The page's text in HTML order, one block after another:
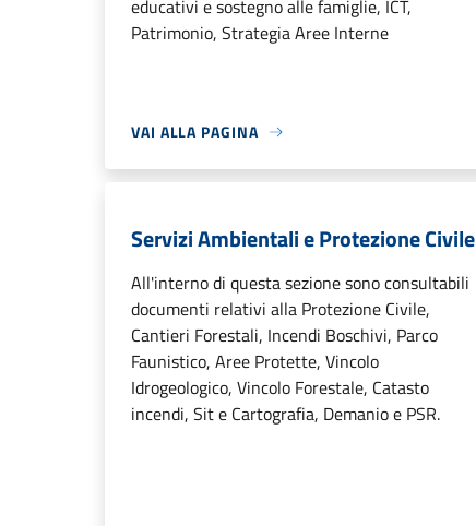
educativi e sostegno alle famiglie, ICT,
Patrimonio, Strategia Aree Interne
VAI ALLA PAGINA
Servizi Ambientali e Protezione Civile
All'interno di questa sezione sono consultabili
documenti relativi alla Protezione Civile,
Cantieri Forestali, Incendi Boschivi, Parco
Faunistico, Aree Protette, Vincolo
Idrogeologico, Vincolo Forestale, Catasto
incendi, Sit e Cartografia, Demanio e PSR.